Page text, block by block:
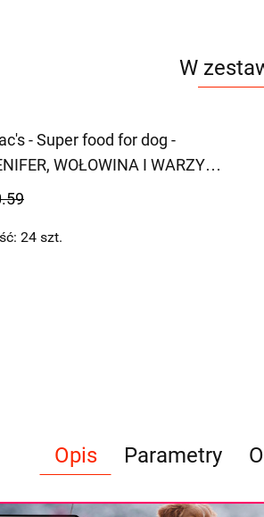
W
- Super food for dog -
WOŁOWINA I WARZYWA
24 szt.
Opis Parametry